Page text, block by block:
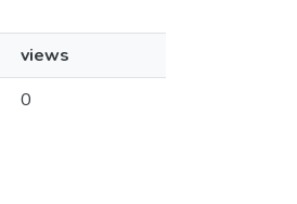
views
0